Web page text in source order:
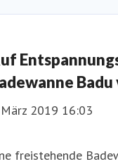
2019 16:03
freistehende